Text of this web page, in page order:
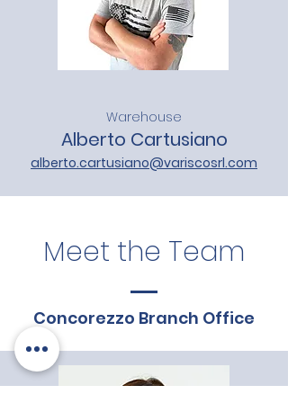
Warehouse
Alberto Cartusiano
alberto.cartusiano@variscosrl.com
Meet the Team
Concorezzo Branch Office